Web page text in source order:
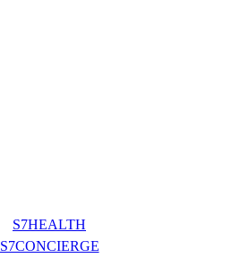
S7HEALTH
S7CONCIERGE